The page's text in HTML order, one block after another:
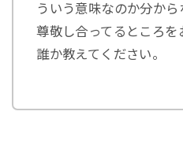
ういう意味なのか分から
尊敬し合ってるところを
誰か教えてください。